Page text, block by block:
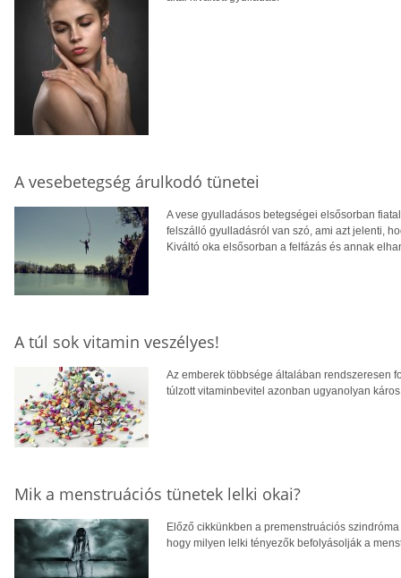
A vesebetegség árulkodó tünetei
A vese gyulladásos betegségei elsősorban
felszálló gyulladásról van szó, ami azt jelenti,
Kiváltó oka elsősorban a felfázás és annak
A túl sok vitamin veszélyes!
Az emberek többsége általában rendszeresen
túlzott vitaminbevitel azonban ugyanolyan
Mik a menstruációs tünetek lelki okai?
Előző cikkünkben a premenstruációs
hogy milyen lelki tényezők befolyásolják a